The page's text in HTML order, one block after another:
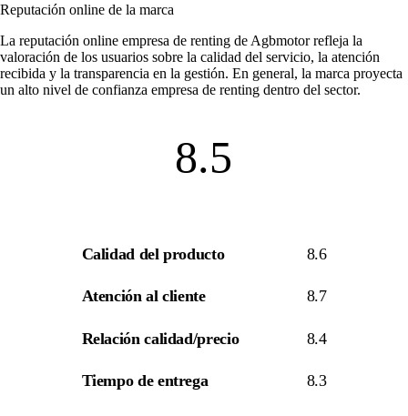
Reputación online de la marca
La reputación online empresa de renting de Agbmotor refleja la
valoración de los usuarios sobre la calidad del servicio, la atención
recibida y la transparencia en la gestión. En general, la marca proyecta
un alto nivel de confianza empresa de renting dentro del sector.
8.5
Calidad del producto 8.6
Atención al cliente 8.7
Relación calidad/precio 8.4
Tiempo de entrega 8.3